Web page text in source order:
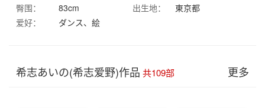
臀围：
83cm 出生地：
東京都
爱好：
ダンス、絵
更多
希志あいの(希志爱野)作品 共109部